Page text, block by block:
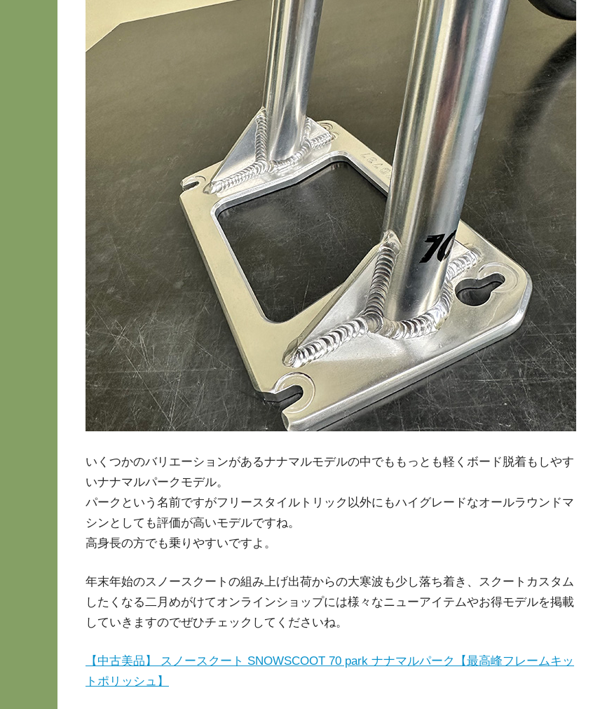
いくつかのバリエーションがあるナナマルモデルの中でももっとも軽くボード脱着もしやす
いナナマルパークモデル。
パークという名前ですがフリースタイルトリック以外にもハイグレードなオールラウンドマ
シンとしても評価が高いモデルですね。
高身長の方でも乗りやすいですよ。
年末年始のスノースクートの組み上げ出荷からの大寒波も少し落ち着き、スクートカスタム
したくなる二月めがけてオンラインショップには様々なニューアイテムやお得モデルを掲載
していきますのでぜひチェックしてくださいね。
【中古美品】 スノースクート SNOWSCOOT 70 park ナナマルパーク【最高峰フレームキッ
トポリッシュ】